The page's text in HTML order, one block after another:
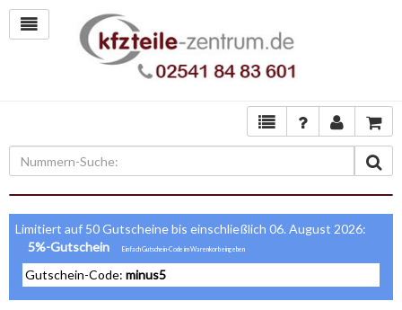
Limitiert auf 50 Gutscheine bis einschließlich 06. August 2026:
5%-Gutschein
Gutschein-Code: minus5